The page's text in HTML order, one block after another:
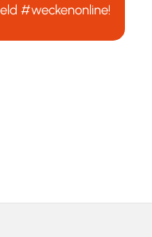
#weckenonline!